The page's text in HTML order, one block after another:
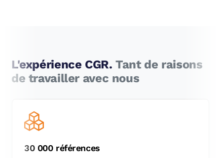
L'expérience CGR.Tant de raisons
de travailler avec nous
30 000 références